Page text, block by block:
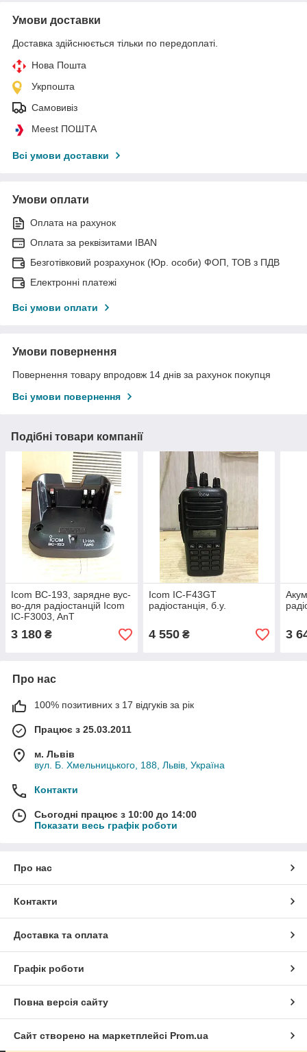
Умови доставки
Доставка здійснюється тільки по передоплаті.
Нова Пошта
Укрпошта
Самовивіз
Meest ПОШТА
Всі умови доставки
Умови оплати
Оплата на рахунок
Оплата за реквізитами IBAN
Безготівковий розрахунок (Юр. особи) ФОП, ТОВ з ПДВ
Електронні платежі
Всі умови оплати
Умови повернення
Повернення товару впродовж 14 днів за рахунок покупця
Всі умови повернення
Подібні товари компанії
Icom BC-193, зарядне вус-
во-для радіостанцій Icom
IC-F3003, AnT
3 180 ₴
Icom IC-F43GT
радіостанція, б.у.
4 550₴ 3
Про нас
100% позитивних з 17 відгуків за рік
Працює з 25.03.2011
м. Львів
вул. Б. Хмельницького, 188, Львів, Україна
Контакти
Сьогодні працює з 10:00 до 14:00
Показати весь графік роботи
Про нас
Контакти
Доставка та оплата
Графік роботи
Повна версія сайту
Сайт створено на маркетплейсі Prom.ua